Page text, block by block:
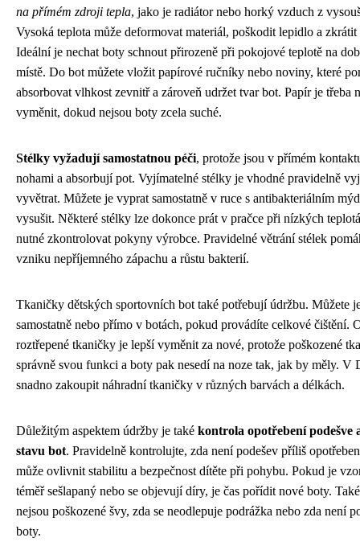
na přímém zdroji tepla, jako je radiátor nebo horký vzduch z
Vysoká teplota může deformovat materiál, poškodit lepidlo a
Ideální je nechat boty schnout přirozeně při pokojové teplotě na
místě. Do bot můžete vložit papírové ručníky nebo noviny, které
absorbovat vlhkost zevnitř a zároveň udržet tvar bot. Papír je třeba
vyměnit, dokud nejsou boty zcela suché.
Stélky vyžadují samostatnou péči, protože jsou v přímém
nohami a absorbují pot. Vyjímatelné stélky je vhodné pravidelně
vyvětrat. Můžete je vyprat samostatně v ruce s antibakteriálním
vysušit. Některé stélky lze dokonce prát v pračce při nízkých
nutné zkontrolovat pokyny výrobce. Pravidelné větrání stélek
vzniku nepříjemného zápachu a růstu bakterií.
Tkaničky dětských sportovních bot také potřebují údržbu. Můžete
samostatně nebo přímo v botách, pokud provádíte celkové čištění.
roztřepené tkaničky je lepší vyměnit za nové, protože poškozené
správně svou funkci a boty pak nesedí na noze tak, jak by měly. V
snadno zakoupit náhradní tkaničky v různých barvách a délkách.
Důležitým aspektem údržby je také kontrola opotřebení podešve
stavu bot. Pravidelně kontrolujte, zda není podešev příliš
může ovlivnit stabilitu a bezpečnost dítěte při pohybu. Pokud je
téměř sešlapaný nebo se objevují díry, je čas pořídit nové boty.
nejsou poškozené švy, zda se neodlepuje podrážka nebo zda není
boty.